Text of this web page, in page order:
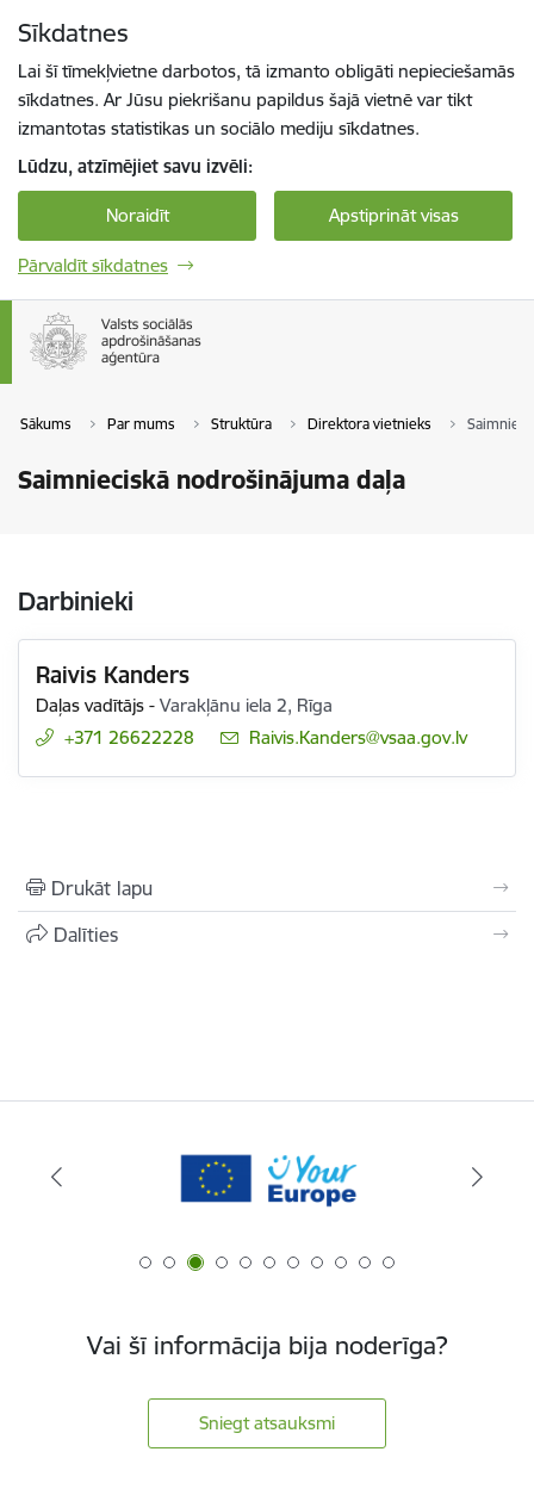
Sīkdatnes
Lai šī tīmekļvietne darbotos, tā izmanto obligāti nepieciešamās
sīkdatnes. Ar Jūsu piekrišanu papildus šajā vietnē var tikt
izmantotas statistikas un sociālo mediju sīkdatnes.
Lūdzu, atzīmējiet savu izvēli:
Noraidīt Apstiprināt visas
Pārvaldīt sīkdatnes
Sākums Par mums Struktūra Direktora vietnieks
Saimnieciskā nodrošinājuma daļa
Darbinieki
Raivis Kanders
Daļas vadītājs -Varakļānu iela 2, Rīga
+371 26622228
E-pasts:
Raivis.Kanders@vsaa.gov.lv
Drukāt lapu
Dalīties
Vai šī informācija bija noderīga?
Sniegt atsauksmi